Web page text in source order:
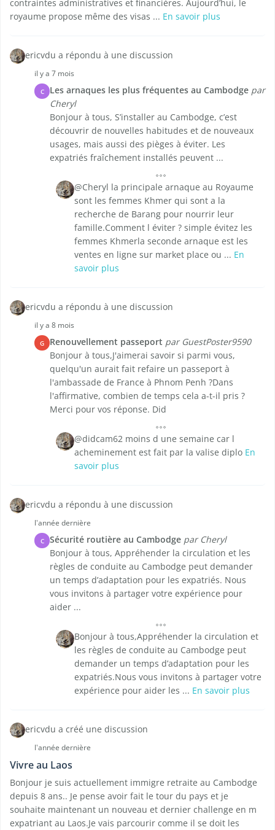
contraintes administratives et financières. Aujourd’hui, le
royaume propose même des visas ... En savoir plus
ericvdu a répondu à une discussion
il y a 7 mois
C Les arnaques les plus fréquentes au Cambodge par
Cheryl
Bonjour à tous, S’installer au Cambodge, c’est
découvrir de nouvelles habitudes et de nouveaux
usages, mais aussi des pièges à éviter. Les
expatriés fraîchement installés peuvent ...
@Cheryl la principale arnaque au Royaume
sont les femmes Khmer qui sont a la
recherche de Barang pour nourrir leur
famille.Comment l éviter ? simple évitez les
femmes Khmerla seconde arnaque est les
ventes en ligne sur market place ou ... En
savoir plus
ericvdu a répondu à une discussion
il y a 8 mois
G Renouvellement passeport par GuestPoster9590
Bonjour à tous,J'aimerai savoir si parmi vous,
quelqu'un aurait fait refaire un passeport à
l'ambassade de France à Phnom Penh ?Dans
l'affirmative, combien de temps cela a-t-il pris ?
Merci pour vos réponse. Did
@didcam62 moins d une semaine car l
acheminement est fait par la valise diplo En
savoir plus
ericvdu a répondu à une discussion
l'année dernière
C Sécurité routière au Cambodge par Cheryl
Bonjour à tous, Appréhender la circulation et les
règles de conduite au Cambodge peut demander
un temps d’adaptation pour les expatriés. Nous
vous invitons à partager votre expérience pour
aider ...
Bonjour à tous,Appréhender la circulation et
les règles de conduite au Cambodge peut
demander un temps d’adaptation pour les
expatriés.Nous vous invitons à partager votre
expérience pour aider les ... En savoir plus
ericvdu a créé une discussion
l'année dernière
Vivre au Laos
Bonjour je suis actuellement immigre retraite au Cambodge
depuis 8 ans.. Je pense avoir fait le tour du pays et je
souhaite maintenant un nouveau et dernier challenge en m
expatriant au Laos.Je vais parcourir comme il se doit les